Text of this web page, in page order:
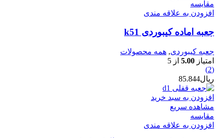
مقایسه
افزودن به علاقه مندی
جعبه اماده کیبوردی k51
جعبه کیبوردی, همه محصولات
امتیاز 5.00 از 5
(2)
ریال85.844
افزودن به سبد خرید
مشاهده سریع
مقایسه
افزودن به علاقه مندی